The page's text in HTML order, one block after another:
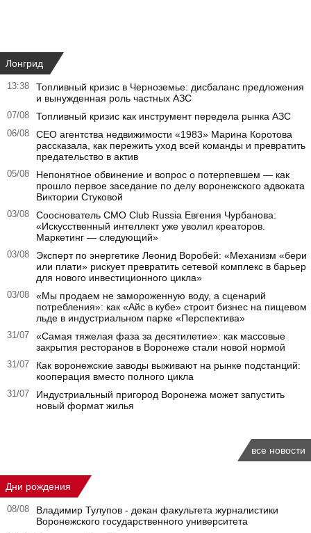
Лонгрид
13:38
Топливный кризис в Черноземье: дисбаланс предложения
и вынужденная роль частных АЗС
07/08 Топливный кризис как инструмент передела рынка АЗС
06/08
CEO агентства недвижимости «1983» Марина Коротова
рассказала, как пережить уход всей команды и превратить
предательство в актив
05/08
Непонятное обвинение и вопрос о потерпевшем — как
прошло первое заседание по делу воронежского адвоката
Виктории Стуковой
03/08
Сооснователь CMO Club Russia Евгения Чурбанова:
«Искусственный интеллект уже уволил креаторов.
Маркетинг — следующий»
03/08
Эксперт по энергетике Леонид Воробей: «Механизм «бери
или плати» рискует превратить сетевой комплекс в барьер
для нового инвестиционного цикла»
03/08
«Мы продаем не замороженную воду, а сценарий
потребления»: как «Айс в кубе» строит бизнес на пищевом
льде в индустриальном парке «Перспектива»
31/07
«Самая тяжелая фаза за десятилетие»: как массовые
закрытия ресторанов в Воронеже стали новой нормой
31/07
Как воронежские заводы выживают на рынке подстанций:
кооперация вместо полного цикла
31/07
Индустриальный пригород Воронежа может запустить
новый формат жилья
все новости
Дни рождения
08/08
Владимир Тулупов - декан факультета журналистики
Воронежского государственного университета